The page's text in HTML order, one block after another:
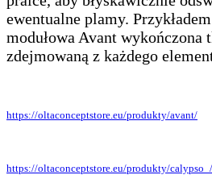
ewentualne plamy.
modułowa Avant wykończona
zdejmowaną z każdego
https://oltaconceptstore.eu/produkty/avant/
https://oltaconceptstore.eu/produkty/calypso_/